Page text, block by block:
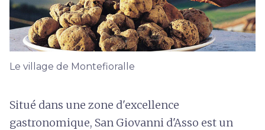
Le village de Montefioralle
Situé dans une zone d'excellence
gastronomique, San Giovanni d'Asso est un